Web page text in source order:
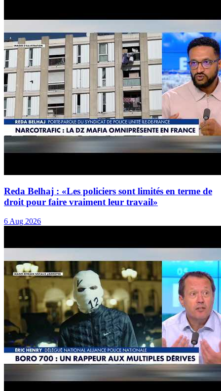
Reda Belhaj : «Les policiers sont limités en terme de
droit pour faire vraiment leur travail»
6 Aug 2026